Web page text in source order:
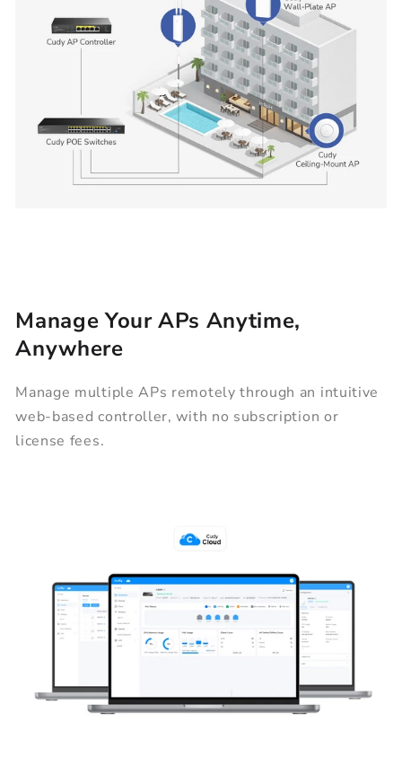
Manage Your APs Anytime,
Anywhere
Manage multiple APs remotely through an intuitive
web-based controller, with no subscription or
license fees.